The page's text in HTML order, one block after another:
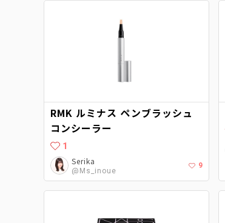
RMK ルミナス ペンブラッシュ
コンシーラー
1
Serika
@Ms_inoue
9